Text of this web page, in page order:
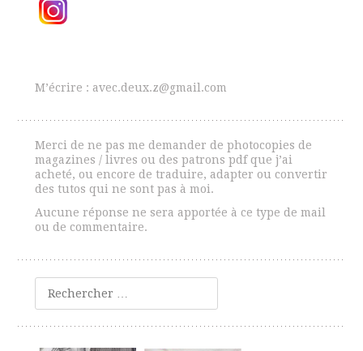
des
M’écrire : avec.deux.z@gmail.com
Merci de ne pas me demander de photocopies de
magazines / livres ou des patrons pdf que j’ai
acheté, ou encore de traduire, adapter ou convertir
des tutos qui ne sont pas à moi.
Aucune réponse ne sera apportée à ce type de mail
ou de commentaire.
Rechercher